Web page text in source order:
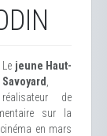
Le jeune Haut-
Savoyard
réalisateur de
sur la
en mars